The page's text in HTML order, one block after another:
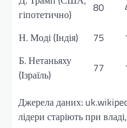
гіпотетично)
80
Н. Моді (Індія) 75
Б. Нетаньяху
(Ізраїль)
77
Джерела даних:
лідери старіють при